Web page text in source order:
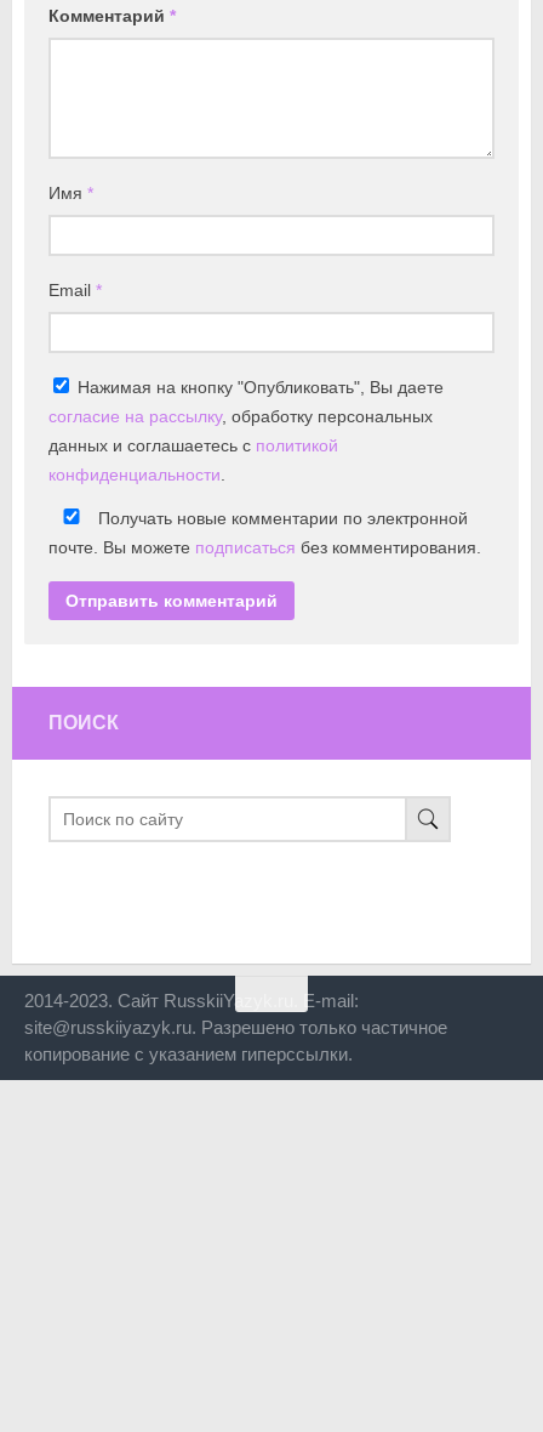
Комментарий *
Имя *
Email *
Нажимая на кнопку "Опубликовать", Вы даете
согласие на рассылку, обработку персональных
данных и соглашаетесь с политикой
конфиденциальности.
Получать новые комментарии по электронной
почте. Вы можете подписаться без комментирования.
ПОИСК
2014-2023. Сайт RusskiiYazyk.ru. E-mail:
site@russkiiyazyk.ru. Разрешено только частичное
копирование с указанием гиперссылки.